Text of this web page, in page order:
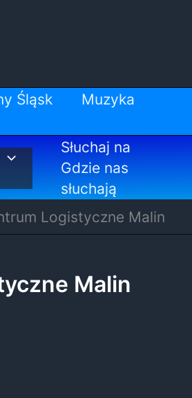
Śląsk
Muzyka
Słuchaj na
Gdzie nas
słuchają
Logistyczne Malin
Malin